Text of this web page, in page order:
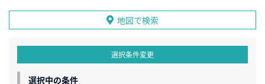
地図で検索
選択条件変更
選択中の条件